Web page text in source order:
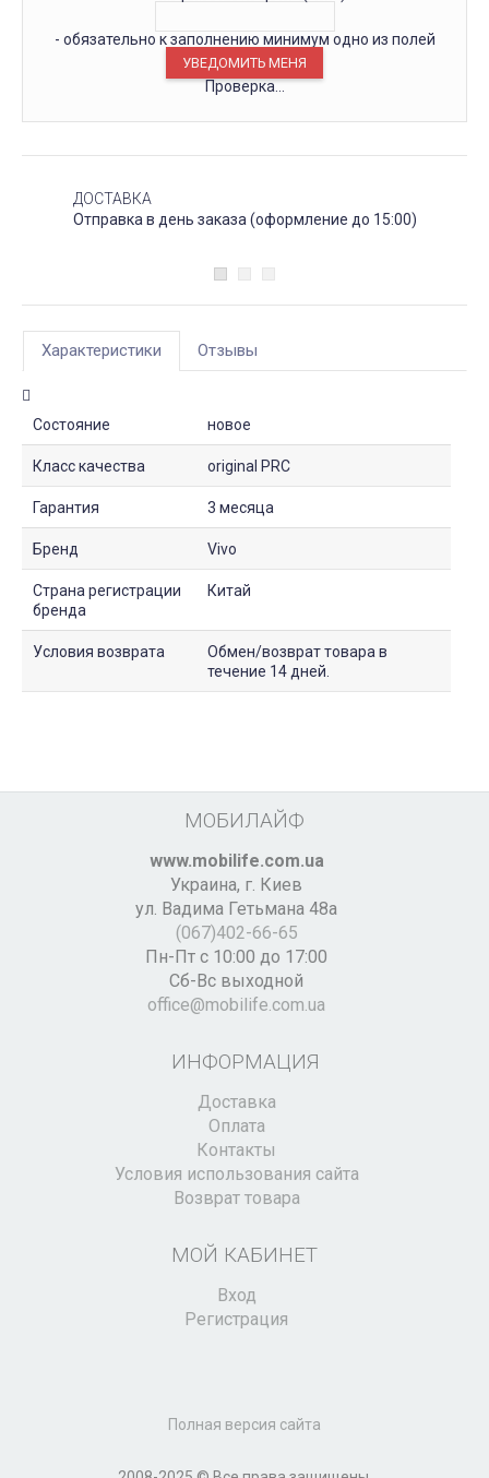
- обязательно к заполнению минимум одно из полей
Проверка...
ДОСТАВКА
Отправка в день заказа (оформление до 15:00)
Характеристики Отзывы
Состояние новое
Класс качества original PRC
Гарантия 3 месяца
Бренд Vivo
Страна регистрации
бренда
Китай
Условия возврата
Обмен/возврат товара в
течение 14 дней.
МОБИЛАЙФ
www.mobilife.com.ua
Украина, г. Киев
ул. Вадима Гетьмана 48а
(067)402-66-65
Пн-Пт с 10:00 до 17:00
Сб-Вс выходной
office@mobilife.com.ua
ИНФОРМАЦИЯ
Доставка
Оплата
Контакты
Условия использования сайта
Возврат товара
МОЙ КАБИНЕТ
Вход
Регистрация
Полная версия сайта